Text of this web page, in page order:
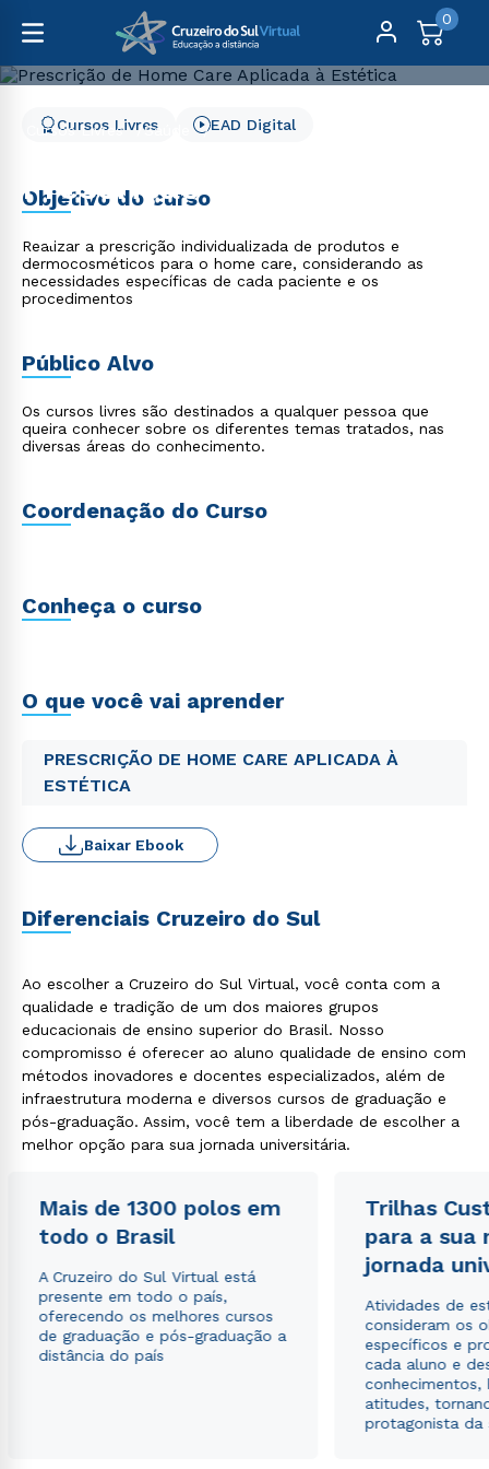
0
Cursos Livres
Saúde
Prescrição de Home Care
Aplicada à Estética
Cursos Livres EAD Digital
Objetivo do curso
Realizar a prescrição individualizada de produtos e
dermocosméticos para o home care, considerando as
necessidades específicas de cada paciente e os
procedimentos
Público Alvo
Os cursos livres são destinados a qualquer pessoa que
queira conhecer sobre os diferentes temas tratados, nas
diversas áreas do conhecimento.
Coordenação do Curso
Conheça o curso
O que você vai aprender
PRESCRIÇÃO DE HOME CARE APLICADA À
ESTÉTICA
Baixar Ebook
Diferenciais Cruzeiro do Sul
Ao escolher a Cruzeiro do Sul Virtual, você conta com a
qualidade e tradição de um dos maiores grupos
educacionais de ensino superior do Brasil. Nosso
compromisso é oferecer ao aluno qualidade de ensino com
métodos inovadores e docentes especializados, além de
infraestrutura moderna e diversos cursos de graduação e
pós-graduação. Assim, você tem a liberdade de escolher a
melhor opção para sua jornada universitária.
Mais de 1300 polos em
todo o Brasil
A Cruzeiro do Sul Virtual está
presente em todo o país,
oferecendo os melhores cursos
de graduação e pós-graduação a
distância do país
Trilhas
para a sua
jornada
Atividades de
consideram os
específicos e
cada aluno e
conhecimentos,
atitudes,
protagonista da